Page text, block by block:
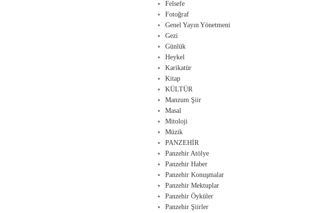
Felsefe
Fotoğraf
Genel Yayın Yönetmeni
Gezi
Günlük
Heykel
Karikatür
Kitap
KÜLTÜR
Manzum Şiir
Masal
Mitoloji
Müzik
PANZEHİR
Panzehir Atölye
Panzehir Haber
Panzehir Konuşmalar
Panzehir Mektuplar
Panzehir Öyküler
Panzehir Şiirler